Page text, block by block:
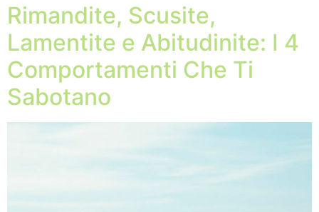
Rimandite, Scusite,
Lamentite e Abitudinite: I 4
Comportamenti Che Ti
Sabotano